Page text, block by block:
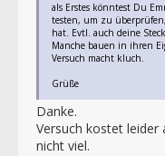
als Erstes könntest Du
testen, um zu
hat. Evtl. auch deine
Manche bauen in ihren
Versuch macht kluch.
Grüße
Danke.
Versuch kostet leider
nicht viel.